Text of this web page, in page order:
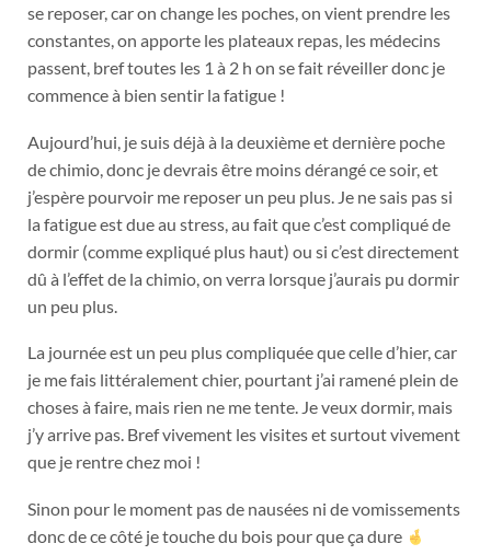
se reposer, car on change les poches, on vient prendre les
constantes, on apporte les plateaux repas, les médecins
passent, bref toutes les 1 à 2 h on se fait réveiller donc je
commence à bien sentir la fatigue !
Aujourd’hui, je suis déjà à la deuxième et dernière poche
de chimio, donc je devrais être moins dérangé ce soir, et
j’espère pourvoir me reposer un peu plus. Je ne sais pas si
la fatigue est due au stress, au fait que c’est compliqué de
dormir (comme expliqué plus haut) ou si c’est directement
dû à l’effet de la chimio, on verra lorsque j’aurais pu dormir
un peu plus.
La journée est un peu plus compliquée que celle d’hier, car
je me fais littéralement chier, pourtant j’ai ramené plein de
choses à faire, mais rien ne me tente. Je veux dormir, mais
j’y arrive pas. Bref vivement les visites et surtout vivement
que je rentre chez moi !
Sinon pour le moment pas de nausées ni de vomissements
donc de ce côté je touche du bois pour que ça dure